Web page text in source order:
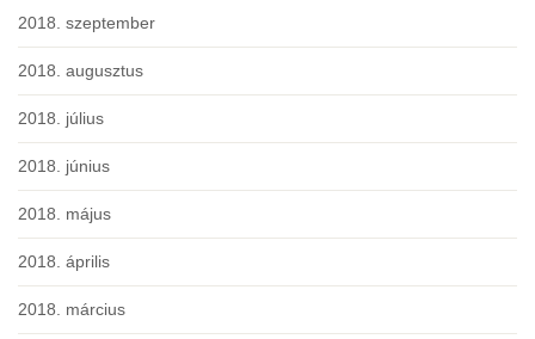
2018. szeptember
2018. augusztus
2018. július
2018. június
2018. május
2018. április
2018. március